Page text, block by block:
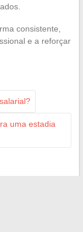
consistente,
e a reforçar
uma estadia